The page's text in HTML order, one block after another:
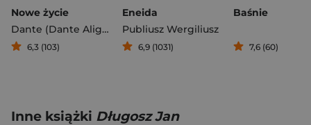
Nowe życie
Dante (Dante Alighieri)
6,3 (103)
Eneida
Publiusz Wergiliusz
6,9 (1031)
Baśnie
7,6 (60)
Inne książki Długosz Jan